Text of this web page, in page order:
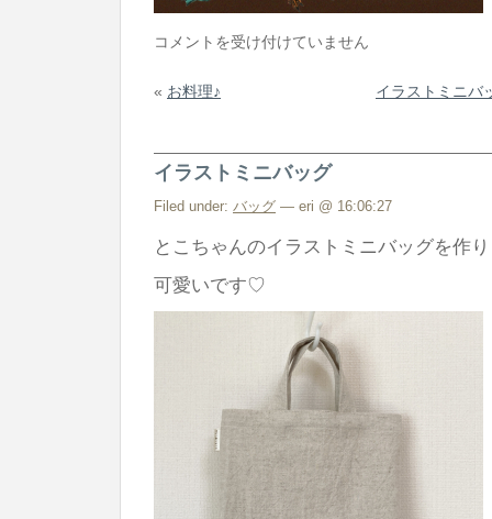
イ
ス
ミ
ニ
バ
グ
と
コ
コメントを受け付けていません
« お料理♪ イラストミニバ
イラストミニバッグ
Filed under: バッグ — eri @ 16:06:27
とこちゃんのイラストミニバッグを作
可愛いです♡